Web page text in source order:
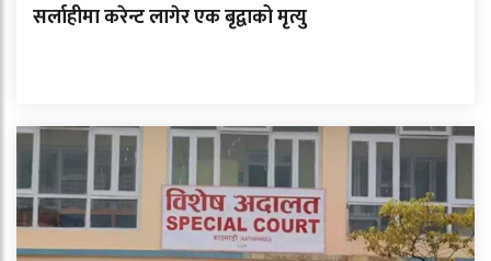
सर्लाहीमा करेन्ट लागेर एक बृद्वाको मृत्यु